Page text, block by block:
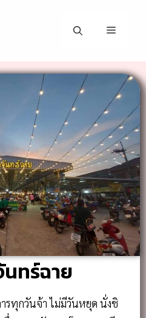
ทร์ฉาย
รทุกวันจ้า ไม่มีวันหยุด นั่งชิ